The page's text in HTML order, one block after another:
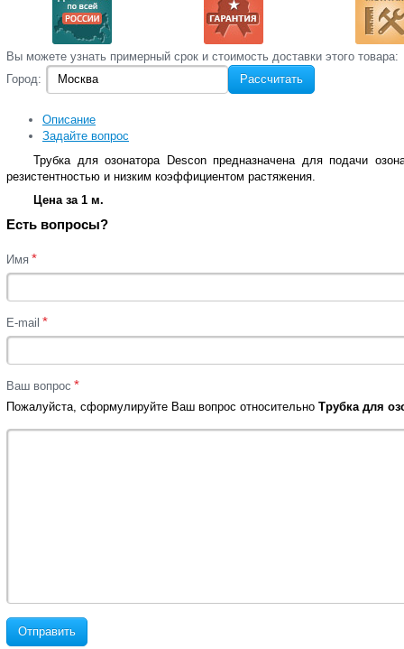
Вы‌ можете‌ узнать‌ примерный срок и стоимость‌ доставки этого товара:
Город:
Рассчитать
Описание
Задайте вопрос
Трубка для озонатора Descon предназначена для подачи
резистентностью и низким коэффициентом растяжения.
Цена за 1 м.
Есть вопросы?
Имя *
E-mail *
Ваш вопрос *
Пожалуйста, сформулируйте Ваш вопрос относительно Трубка для
Отправить